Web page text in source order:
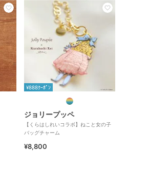
¥888ｸｰﾎﾟﾝ
ジョリープッペ
【くらはしれいコラボ】ねこと女の子
バッグチャーム
¥8,800